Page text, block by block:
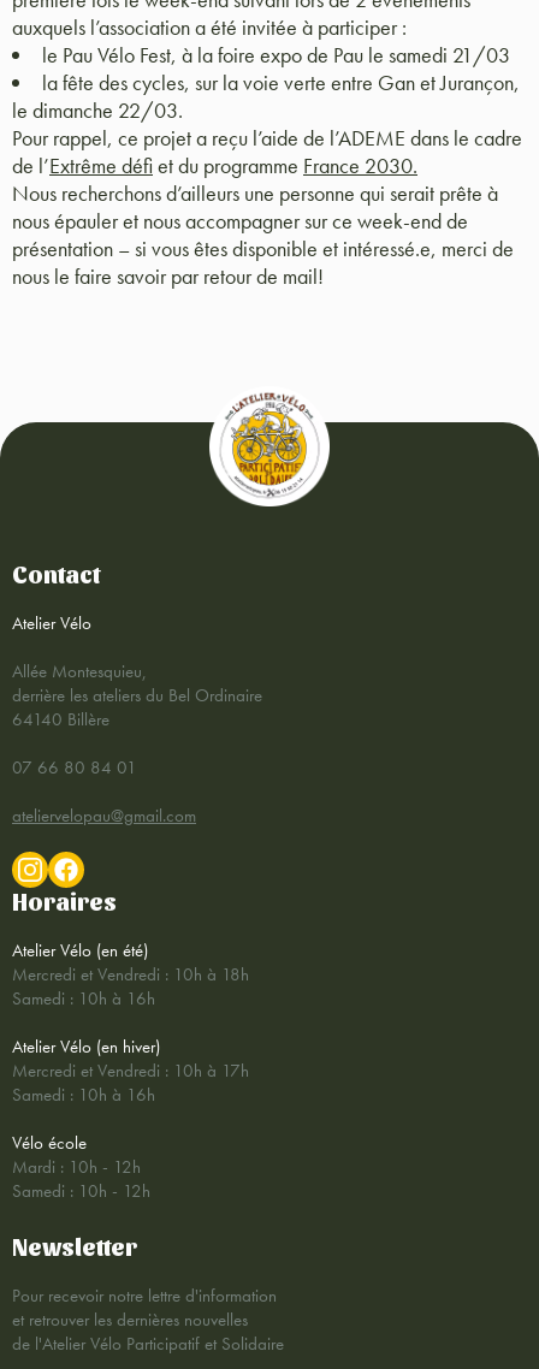
auxquels l’association a été invitée à participer :
le Pau Vélo Fest, à la foire expo de Pau le samedi 21/03
la fête des cycles, sur la voie verte entre Gan et Jurançon,
le dimanche 22/03.
Pour rappel, ce projet a reçu l’aide de l’ADEME dans le cadre
de l’Extrême défi et du programme France 2030.
Nous recherchons d’ailleurs une personne qui serait prête à
nous épauler et nous accompagner sur ce week-end de
présentation – si vous êtes disponible et intéressé.e, merci de
nous le faire savoir par retour de mail!
Contact
Atelier Vélo
Allée Montesquieu,
derrière les ateliers du Bel Ordinaire
64140 Billère
07 66 80 84 01
ateliervelopau@gmail.com
Horaires
Atelier Vélo (en été)
Mercredi et Vendredi : 10h à 18h
Samedi : 10h à 16h
Atelier Vélo (en hiver)
Mercredi et Vendredi : 10h à 17h
Samedi : 10h à 16h
Vélo école
Mardi : 10h - 12h
Samedi : 10h - 12h
Newsletter
Pour recevoir notre lettre d'information
et retrouver les dernières nouvelles
de l'Atelier Vélo Participatif et Solidaire